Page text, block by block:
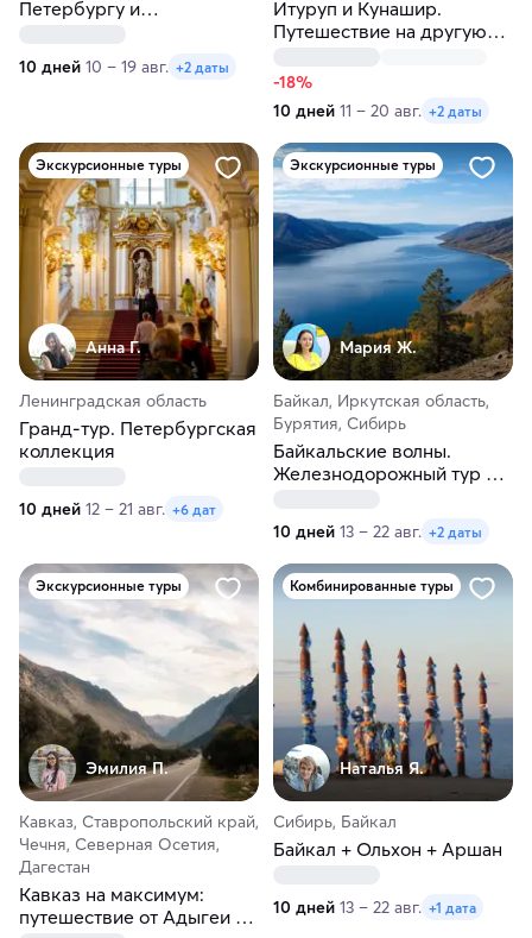
Петербургу и
10 дней 10 – 19 авг. +2 даты
Итуруп и Кунашир.
Путешествие на другую
-18%
10 дней 11 – 20 авг. +2 даты
Экскурсионные туры
Анна Г.
Ленинградская область
Гранд-тур. Петербургская
коллекция
10 дней 12 – 21 авг. +6 дат
Экскурсионные туры
Мария Ж.
Байкал, Иркутская область,
Бурятия, Сибирь
Байкальские волны.
Железнодорожный тур из
10 дней 13 – 22 авг. +2 даты
Экскурсионные туры
Эмилия П.
Кавказ, Ставропольский край,
Чечня, Северная Осетия,
Дагестан
Кавказ на максимум:
путешествие от Адыгеи до
Комбинированные туры
Наталья Я.
Сибирь, Байкал
Байкал + Ольхон + Аршан
10 дней 13 – 22 авг. +1 дата